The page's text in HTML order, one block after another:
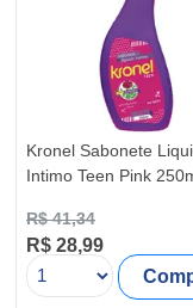
Kronel Sabonete
Intimo Teen Pink
R$ 41,34
R$ 28,99